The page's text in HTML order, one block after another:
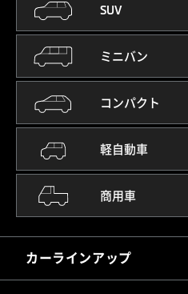
カーラインアップ
SUV
ミニバン
コンパクト
軽自動車
商用車